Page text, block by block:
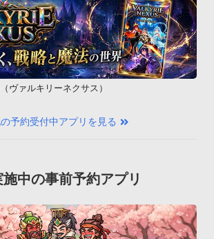
ヴァルキリーネクサス）
予約受付中アプリを見る
中の事前予約アプリ